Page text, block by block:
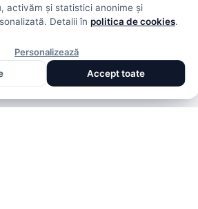
drepturile rezervate. Scoruri, clasamente
activăm și statistici anonime și
Detalii în politica de cookies.
Personalizează
Accept toate